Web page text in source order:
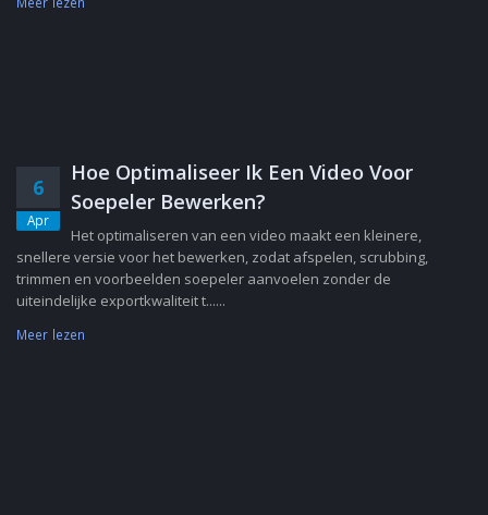
6
Apr
Hoe Optimaliseer Ik Een Video Voor
Soepeler Bewerken?
Het optimaliseren van een video maakt een kleinere,
snellere versie voor het bewerken, zodat afspelen, scrubbing,
trimmen en voorbeelden soepeler aanvoelen zonder de
uiteindelijke exportkwaliteit t......
Meer lezen